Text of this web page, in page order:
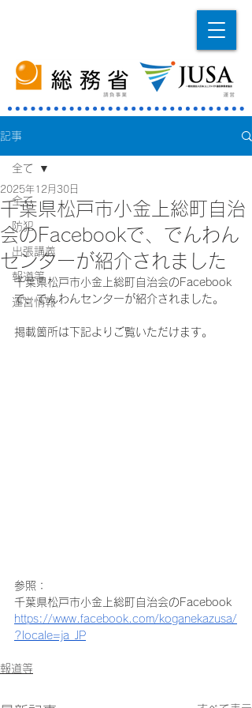
記事
全て
防犯
出張講義
報道等
運営情報
全て
千葉県松戸市小金上総町自治
会のFacebookで、でんわん
センターが紹介されました
2025年12月30日
千葉県松戸市小金上総町自治会のFacebook
で、でんわんセンターが紹介されました。
掲載箇所は下記よりご覧いただけます。
参照：
千葉県松戸市小金上総町自治会のFacebook
https://www.facebook.com/koganekazusa/
?locale=ja_JP
報道等